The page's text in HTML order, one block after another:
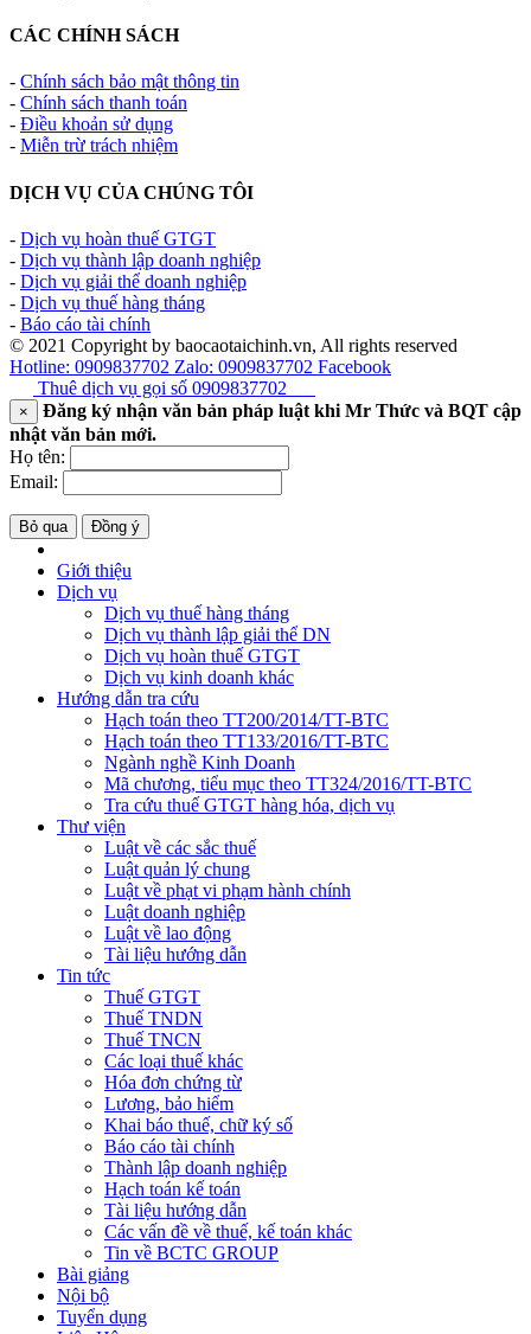
CÁC CHÍNH SÁCH
- Chính sách bảo mật thông tin
- Chính sách thanh toán
- Điều khoản sử dụng
- Miễn trừ trách nhiệm
DỊCH VỤ CỦA CHÚNG TÔI
- Dịch vụ hoàn thuế GTGT
- Dịch vụ thành lập doanh nghiệp
- Dịch vụ giải thể doanh nghiệp
- Dịch vụ thuế hàng tháng
- Báo cáo tài chính
© 2021 Copyright by baocaotaichinh.vn, All rights reserved
Hotline: 0909837702 Zalo: 0909837702 Facebook
Thuê dịch vụ gọi số 0909837702
×
Đăng ký nhận văn bản pháp luật khi Mr Thức và BQT cập
nhật văn bản mới.
Họ tên:
Email:
Bỏ qua Đồng ý
Giới thiệu
Dịch vụ
Dịch vụ thuế hàng tháng
Dịch vụ thành lập giải thể DN
Dịch vụ hoàn thuế GTGT
Dịch vụ kinh doanh khác
Hướng dẫn tra cứu
Hạch toán theo TT200/2014/TT-BTC
Hạch toán theo TT133/2016/TT-BTC
Ngành nghề Kinh Doanh
Mã chương, tiểu mục theo TT324/2016/TT-BTC
Tra cứu thuế GTGT hàng hóa, dịch vụ
Thư viện
Luật về các sắc thuế
Luật quản lý chung
Luật về phạt vi phạm hành chính
Luật doanh nghiệp
Luật về lao động
Tài liệu hướng dẫn
Tin tức
Thuế GTGT
Thuế TNDN
Thuế TNCN
Các loại thuế khác
Hóa đơn chứng từ
Lương, bảo hiểm
Khai báo thuế, chữ ký số
Báo cáo tài chính
Thành lập doanh nghiệp
Hạch toán kế toán
Tài liệu hướng dẫn
Các vấn đề về thuế, kế toán khác
Tin về BCTC GROUP
Bài giảng
Nội bộ
Tuyển dụng